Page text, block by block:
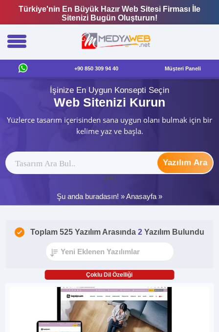
Türkiye'nin En Büyük Hazır Web Sitesi Firması İle
Sitenizi Bugün Oluşturun!
+90 850 309 94 40 Müşteri Paneli
İşinize En Uygun Konsepti Seçin
Web Sitenizi Kurun
Yüzlerce tasarım içerisinden sana uygun olanı bulmak için bir
kelime yaz ve başla.
Yazılım Ara
ytag
Şu anda buradasın! »Anasayfa »
Toplam 525 Yazılım Arasında 2 Yazılım Bulundu
Çoklu Dil Özelliği